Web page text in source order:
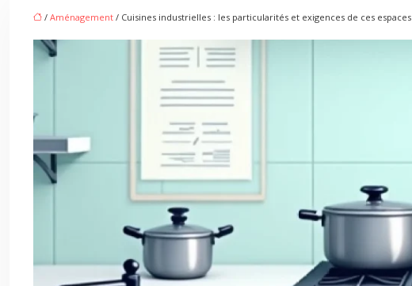
/ Aménagement / Cuisines industrielles : les particularités et exigences de ces espaces